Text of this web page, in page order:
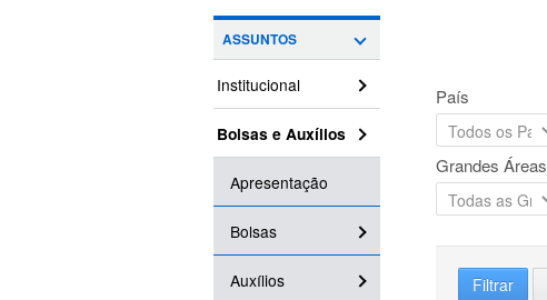
ASSUNTOS
Institucional
Bolsas e Auxílios
Apresentação
Bolsas
Auxílios
País
Grandes Áreas
Filtrar